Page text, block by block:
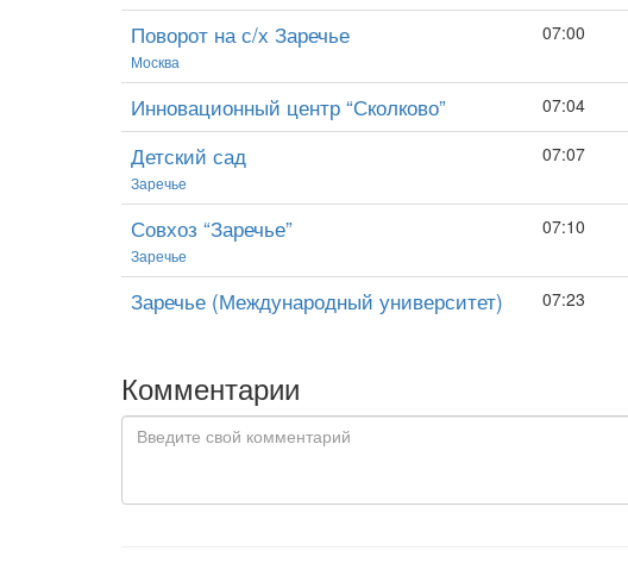
Поворот на с/х Заречье
Москва
07:00
Инновационный центр “Сколково” 07:04
Детский сад
Заречье
07:07
Совхоз “Заречье”
Заречье
07:10
Заречье (Международный университет) 07:23
Комментарии